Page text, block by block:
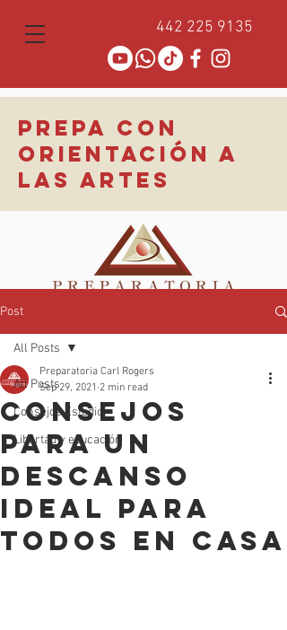
442 225 9135
PREPA CON
ORIENTACIÓN A
LAS ARTES
Post
All Posts
Consejos Estudio
Libertad y educación
All Posts
Consejos
para un
descanso
ideal para
todos en casa
Preparatoria Carl Rogers
Sep 29, 2021 2 min read